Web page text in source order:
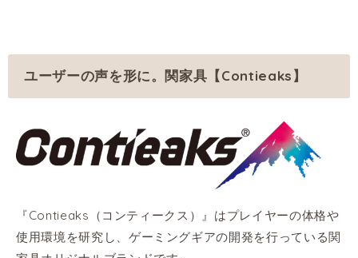
ユーザーの声を形に。関家具【Contieaks】
『Contieaks（コンティークス）』はプレイヤーの体格や
使用環境を研究し、ゲーミングギアの開発を行っている関